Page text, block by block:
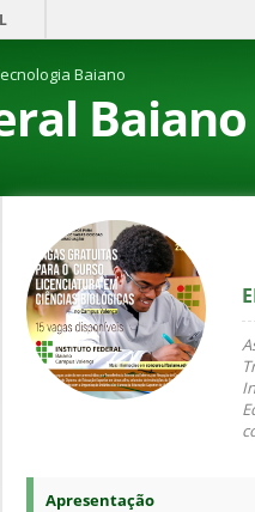
Baiano
Baiano
Apresentação